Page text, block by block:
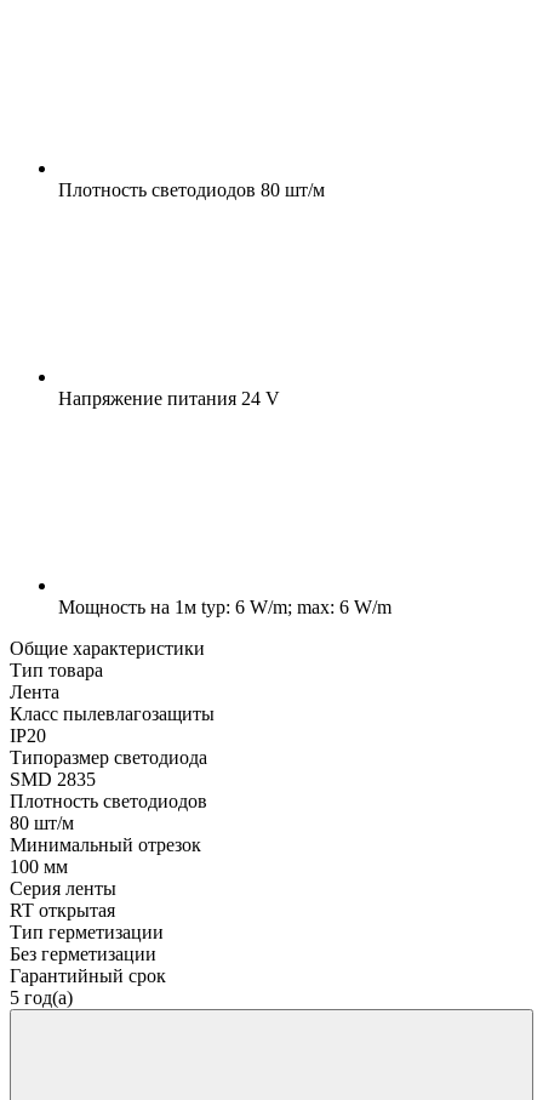
Плотность светодиодов 80 шт/м
Напряжение питания 24 V
Мощность на 1м typ: 6 W/m; max: 6 W/m
Общие характеристики
Тип товара
Лента
Класс пылевлагозащиты
IP20
Типоразмер светодиода
SMD 2835
Плотность светодиодов
80 шт/м
Минимальный отрезок
100 мм
Серия ленты
RT открытая
Тип герметизации
Без герметизации
Гарантийный срок
5 год(а)